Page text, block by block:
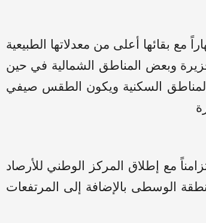
مع بقائها أعلى من معدلاتها الطبيعية
وبعض المناطق الشمالية في حين
السكنية ويكون الطقس صيفي
مع إطلاق المركز الوطني للأرصاد
الوسطى بالإضافة إلى المرتفعات